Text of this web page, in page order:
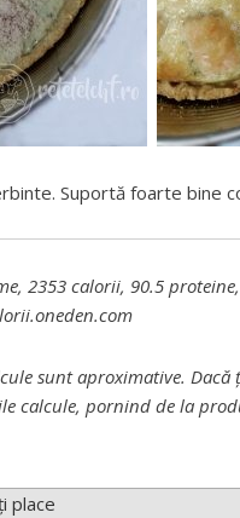
Suportă foarte bine
2353 calorii, 90.5
sunt aproximative.
calcule, pornind de la
place